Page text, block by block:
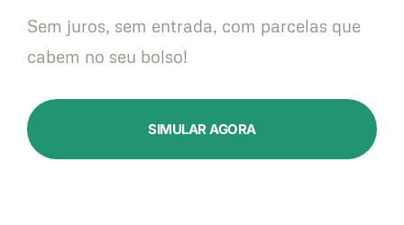
Sem juros, sem entrada, com parcelas que
cabem no seu bolso!
SIMULAR AGORA